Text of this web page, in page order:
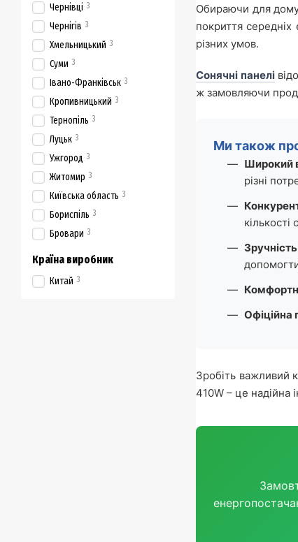
Обираючи для
покриття
різних умов.
Сонячні панелі
ж замовляючи
Ми також
Широкий
різні
Офіційна
Зробіть важливий
410W – це надійна
Чернівці 3
Чернігів 3
Хмельницький 3
Суми 3
Івано-Франківськ 3
Кропивницький 3
Тернопіль 3
Луцьк 3
Ужгород 3
Житомир 3
Київська область 3
Бориспіль 3
Бровари 3
Країна виробник
Китай 3